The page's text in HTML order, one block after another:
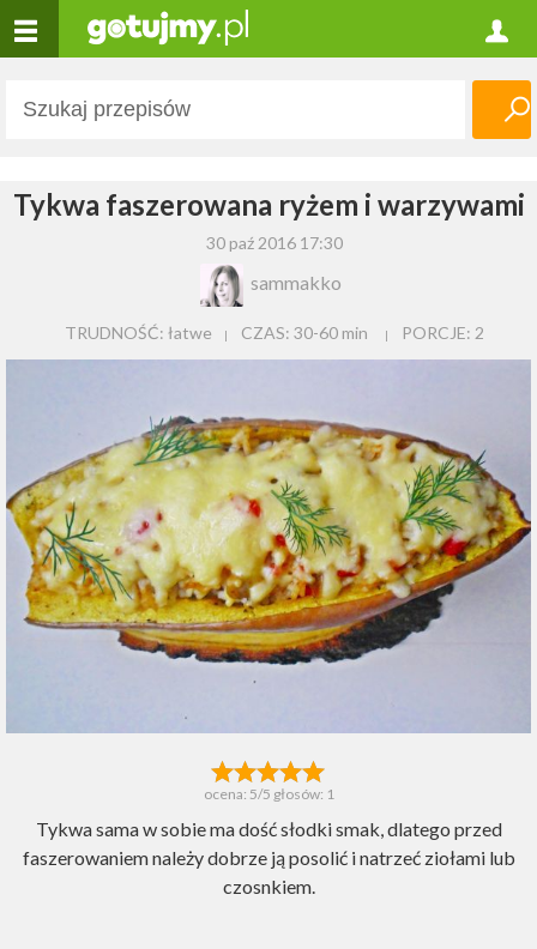
Tykwa faszerowana ryżem i warzywami
30 paź 2016 17:30
sammakko
TRUDNOŚĆ: łatwe CZAS:30-60 min PORCJE: 2
ocena: 5/5 głosów: 1
Tykwa sama w sobie ma dość słodki smak, dlatego przed
faszerowaniem należy dobrze ją posolić i natrzeć ziołami lub
czosnkiem.